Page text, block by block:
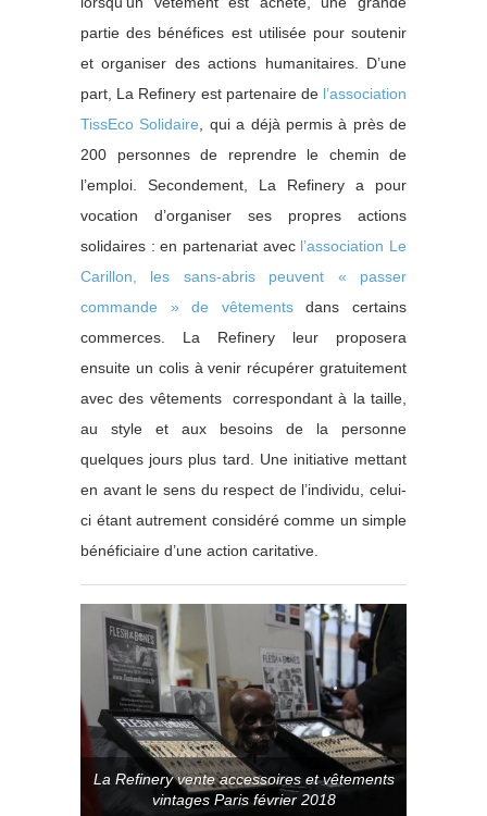
partie des bénéfices est utilisée pour soutenir
et organiser des actions humanitaires. D’une
part, La Refinery est partenaire de l’association
TissEco Solidaire, qui a déjà permis à près de
200 personnes de reprendre le chemin de
l’emploi. Secondement, La Refinery a pour
vocation d’organiser ses propres actions
solidaires : en partenariat avec l’association Le
Carillon, les sans-abris peuvent « passer
commande » de vêtementsdans certains
commerces. La Refinery leur proposera
ensuite un colis à venir récupérer gratuitement
avec des vêtements correspondant à la taille,
au style et aux besoins de la personne
quelques jours plus tard. Une initiative mettant
en avant le sens du respect de l’individu, celui-
ci étant autrement considéré comme un simple
bénéficiaire d’une action caritative.
La Refinery vente accessoires et vêtements
vintages Paris février 2018